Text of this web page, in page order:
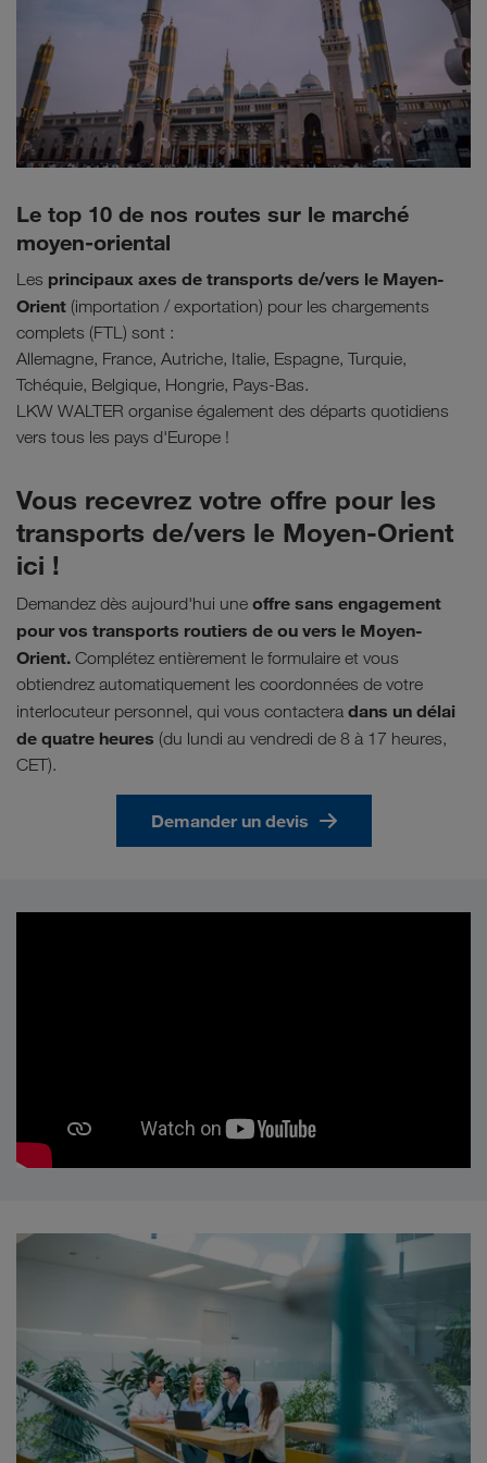
Le top 10 de nos routes sur le marché
moyen-oriental
Les principaux axes de transports de/vers le Mayen-
Orient (importation / exportation) pour les chargements
complets (FTL) sont :
Allemagne, France, Autriche, Italie, Espagne, Turquie,
Tchéquie, Belgique, Hongrie, Pays-Bas.
LKW WALTER organise également des départs quotidiens
vers tous les pays d'Europe !
Vous recevrez votre offre pour les
transports de/vers le Moyen-Orient
ici !
Demandez dès aujourd'hui une offre sans engagement
pour vos transports routiers de ou vers le Moyen-
Orient. Complétez entièrement le formulaire et vous
obtiendrez automatiquement les coordonnées de votre
interlocuteur personnel, qui vous contactera dans un délai
de quatre heures (du lundi au vendredi de 8 à 17 heures,
CET).
Demander un devis